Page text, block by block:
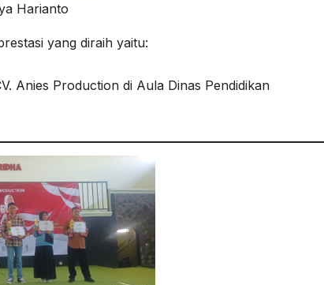
Harianto
yang diraih yaitu:
Anies Production di Aula Dinas Pendidikan